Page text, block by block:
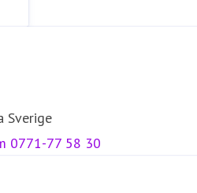
Sverige
0771-77 58 30